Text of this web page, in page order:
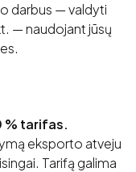
darbus — valdyti
— naudojant jūsų
% tarifas.
eksporto atveju
Tarifą galima